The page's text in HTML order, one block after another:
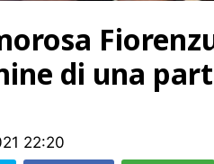
di una
22:20